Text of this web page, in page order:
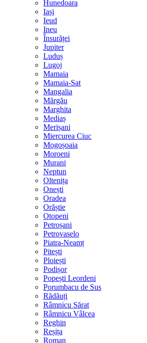
Hunedoara
Iași
Ieud
Ineu
Însurăței
Jupiter
Luduș
Lugoj
Mamaia
Mamaia-Sat
Mangalia
Mărgău
Marghita
Mediaș
Merișani
Miercurea Ciuc
Mogoșoaia
Moroeni
Murani
Neptun
Oltenița
Onești
Oradea
Orăștie
Otopeni
Petroșani
Petrovaselo
Piatra-Neamț
Pitești
Ploiești
Podișor
Popești Leordeni
Porumbacu de Sus
Rădăuți
Râmnicu Sărat
Râmnicu Vâlcea
Reghin
Reșița
Roman